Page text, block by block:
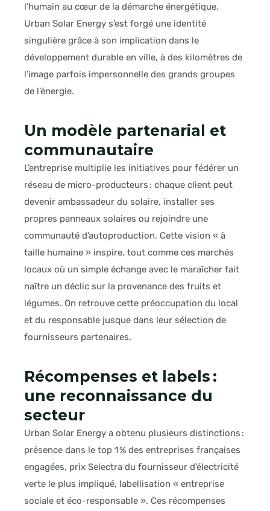
l’humain au cœur de la démarche énergétique.
Urban Solar Energy s’est forgé une identité
singulière grâce à son implication dans le
développement durable en ville, à des kilomètres de
l’image parfois impersonnelle des grands groupes
de l’énergie.
Un modèle partenarial et
communautaire
L’entreprise multiplie les initiatives pour fédérer un
réseau de micro-producteurs : chaque client peut
devenir ambassadeur du solaire, installer ses
propres panneaux solaires ou rejoindre une
communauté d’autoproduction. Cette vision « à
taille humaine » inspire, tout comme ces marchés
locaux où un simple échange avec le maraîcher fait
naître un déclic sur la provenance des fruits et
légumes. On retrouve cette préoccupation du local
et du responsable jusque dans leur sélection de
fournisseurs partenaires.
Récompenses et labels :
une reconnaissance du
secteur
Urban Solar Energy a obtenu plusieurs distinctions :
présence dans le top 1 % des entreprises françaises
engagées, prix Selectra du fournisseur d’électricité
verte le plus impliqué, labellisation « entreprise
sociale et éco-responsable ». Ces récompenses